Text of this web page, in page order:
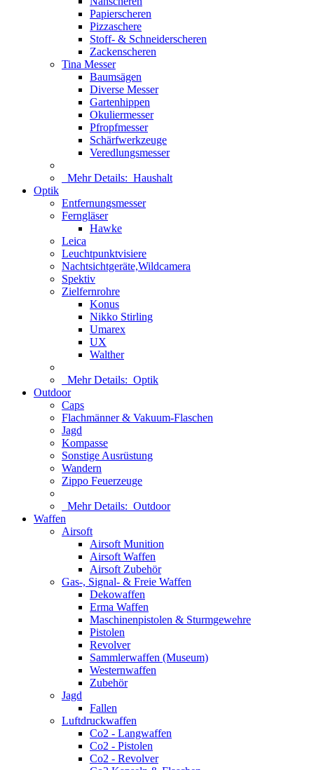
Papierscheren
Pizzaschere
Stoff- & Schneiderscheren
Zackenscheren
Tina Messer
Baumsägen
Diverse Messer
Gartenhippen
Okuliermesser
Pfropfmesser
Schärfwerkzeuge
Veredlungsmesser
Mehr Details: Haushalt
Optik
Entfernungsmesser
Ferngläser
Hawke
Leica
Leuchtpunktvisiere
Nachtsichtgeräte,Wildcamera
Spektiv
Zielfernrohre
Konus
Nikko Stirling
Umarex
UX
Walther
Mehr Details: Optik
Outdoor
Caps
Flachmänner & Vakuum-Flaschen
Jagd
Kompasse
Sonstige Ausrüstung
Wandern
Zippo Feuerzeuge
Mehr Details: Outdoor
Waffen
Airsoft
Airsoft Munition
Airsoft Waffen
Airsoft Zubehör
Gas-, Signal- & Freie Waffen
Dekowaffen
Erma Waffen
Maschinenpistolen & Sturmgewehre
Pistolen
Revolver
Sammlerwaffen (Museum)
Westernwaffen
Zubehör
Jagd
Fallen
Luftdruckwaffen
Co2 - Langwaffen
Co2 - Pistolen
Co2 - Revolver